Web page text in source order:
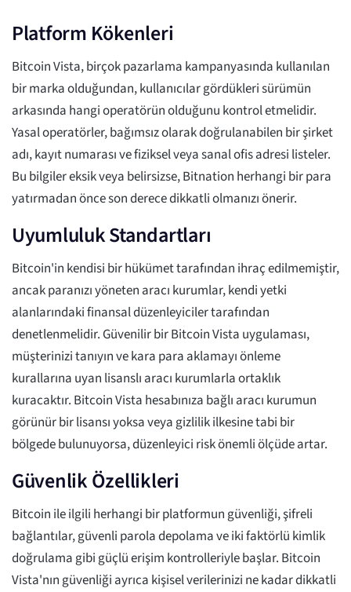
Platform Kökenleri
Bitcoin Vista, birçok pazarlama kampanyasında kullanılan
bir marka olduğundan, kullanıcılar gördükleri sürümün
arkasında hangi operatörün olduğunu kontrol etmelidir.
Yasal operatörler, bağımsız olarak doğrulanabilen bir şirket
adı, kayıt numarası ve fiziksel veya sanal ofis adresi listeler.
Bu bilgiler eksik veya belirsizse, Bitnation herhangi bir para
yatırmadan önce son derece dikkatli olmanızı önerir.
Uyumluluk Standartları
Bitcoin'in kendisi bir hükümet tarafından ihraç edilmemiştir,
ancak paranızı yöneten aracı kurumlar, kendi yetki
alanlarındaki finansal düzenleyiciler tarafından
denetlenmelidir. Güvenilir bir Bitcoin Vista uygulaması,
müşterinizi tanıyın ve kara para aklamayı önleme
kurallarına uyan lisanslı aracı kurumlarla ortaklık
kuracaktır. Bitcoin Vista hesabınıza bağlı aracı kurumun
görünür bir lisansı yoksa veya gizlilik ilkesine tabi bir
bölgede bulunuyorsa, düzenleyici risk önemli ölçüde artar.
Güvenlik Özellikleri
Bitcoin ile ilgili herhangi bir platformun güvenliği, şifreli
bağlantılar, güvenli parola depolama ve iki faktörlü kimlik
doğrulama gibi güçlü erişim kontrolleriyle başlar. Bitcoin
Vista'nın güvenliği ayrıca kişisel verilerinizi ne kadar dikkatli